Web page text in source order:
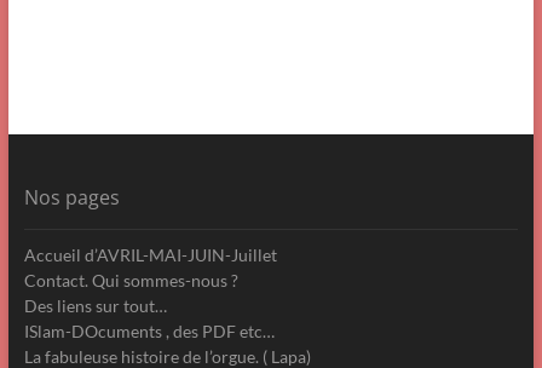
Nos pages
Accueil d’AVRIL-MAI-JUIN-Juillet
Contact. Qui sommes-nous ?
Des liens sur tout…
ISlam-DOcuments , des PDF etc…
La fabuleuse histoire de l’orgue. ( Lapa)